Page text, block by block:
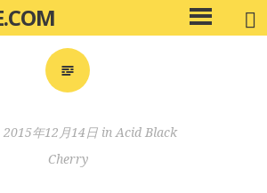
メ
イ
2015年12月14日inAcid Black
Cherry